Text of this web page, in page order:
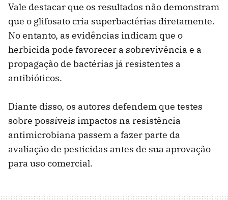
Vale destacar que os resultados não demonstram
que o glifosato cria superbactérias diretamente.
No entanto, as evidências indicam que o
herbicida pode favorecer a sobrevivência e a
propagação de bactérias já resistentes a
antibióticos.
Diante disso, os autores defendem que testes
sobre possíveis impactos na resistência
antimicrobiana passem a fazer parte da
avaliação de pesticidas antes de sua aprovação
para uso comercial.